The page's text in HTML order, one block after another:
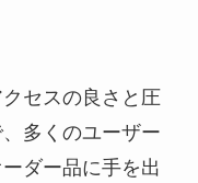
セスの良さと圧
多くのユーザー
ダー品に手を出